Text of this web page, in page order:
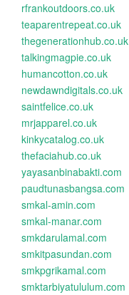
rfrankoutdoors.co.uk
teaparentrepeat.co.uk
thegenerationhub.co.uk
talkingmagpie.co.uk
humancotton.co.uk
newdawndigitals.co.uk
saintfelice.co.uk
mrjapparel.co.uk
kinkycatalog.co.uk
thefaciahub.co.uk
yayasanbinabakti.com
paudtunasbangsa.com
smkal-amin.com
smkal-manar.com
smkdarulamal.com
smkitpasundan.com
smkpgrikamal.com
smktarbiyatululum.com